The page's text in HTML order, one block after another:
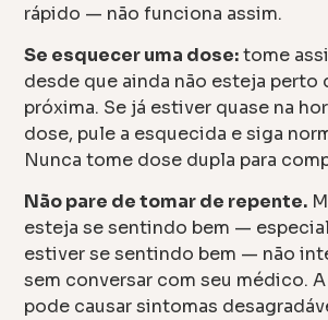
rápido — não funciona assim.
Se esquecer uma dose:tome
desde que ainda não esteja perto
próxima. Se já estiver quase na
dose, pule a esquecida e siga
Nunca tome dose dupla para
Não pare de tomar de repente.
esteja se sentindo bem —
estiver se sentindo bem — não
sem conversar com seu médico.
pode causar sintomas